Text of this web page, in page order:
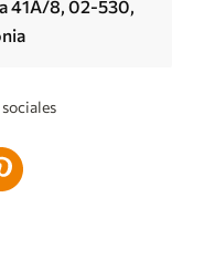
41A/8, 02-530,